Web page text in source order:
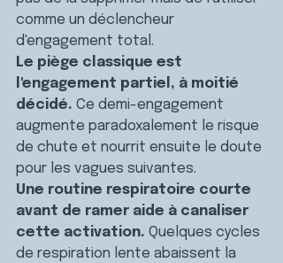
comme un déclencheur
d'engagement total.
Le piège classique est
l'engagement partiel, à moitié
décidé. Ce demi-engagement
augmente paradoxalement le risque
de chute et nourrit ensuite le doute
pour les vagues suivantes.
Une routine respiratoire courte
avant de ramer aide à canaliser
cette activation. Quelques cycles
de respiration lente abaissent la